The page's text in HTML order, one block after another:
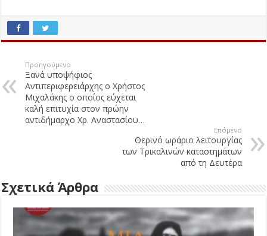
Προηγούμενο
Ξανά υποψήφιος
Αντιπεριφερειάρχης ο Χρήστος
Μιχαλάκης ο οποίος εύχεται
καλή επιτυχία στον πρώην
αντιδήμαρχο Χρ. Αναστασίου…
Επόμενο
Θερινό ωράριο λειτουργίας
των Τρικαλινών καταστημάτων
από τη Δευτέρα
Σχετικά Άρθρα